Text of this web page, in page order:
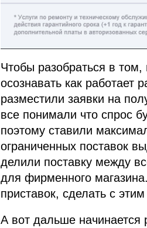
Чтобы разобраться в том,
осознавать как работает
разместили заявки на
все понимали что спрос
поэтому ставили
ограниченных поставок
делили поставку между
для фирменного
приставок, сделать с
А вот дальше начинается